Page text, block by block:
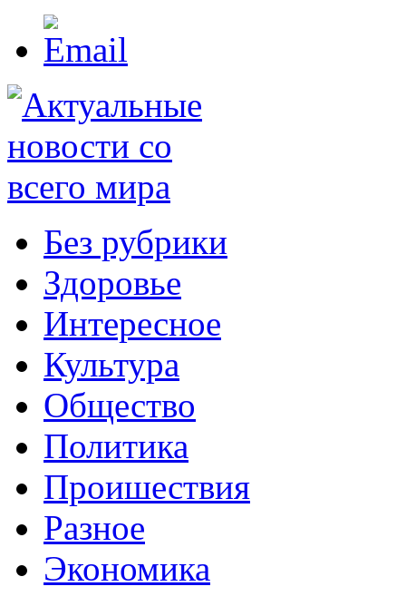
Без рубрики
Здоровье
Интересное
Культура
Общество
Политика
Проишествия
Разное
Экономика